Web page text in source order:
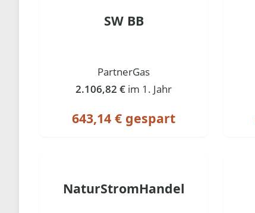
SW BB
PartnerGas
2.106,82 € im 1. Jahr
643,14 € gespart
NaturStromHandel